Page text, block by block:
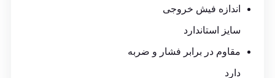
اندازه فیش خروجی
سایز استاندارد
مقاوم در برابر فشار و ضربه
دارد